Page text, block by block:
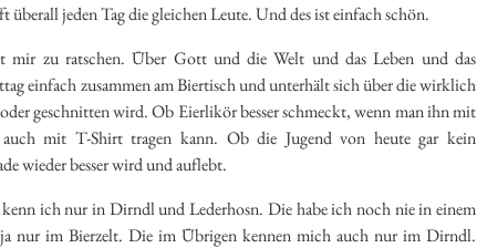
jeden Tag die gleichen Leute. Und des ist einfach schön.
zu ratschen. Über Gott und die Welt und das Leben und das
einfach zusammen am Biertisch und unterhält sich über die wirklich
geschnitten wird. Ob Eierlikör besser schmeckt, wenn man ihn mit
mit T-Shirt tragen kann. Ob die Jugend von heute gar kein
wieder besser wird und auflebt.
ich nur in Dirndl und Lederhosn. Die habe ich noch nie in einem
ja nur im Bierzelt. Die im Übrigen kennen mich auch nur im Dirndl.